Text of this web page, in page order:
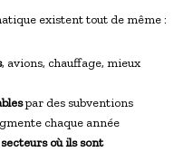
existent tout de même :
, avions, chauffage, mieux
par des subventions
chaque année
où ils sont